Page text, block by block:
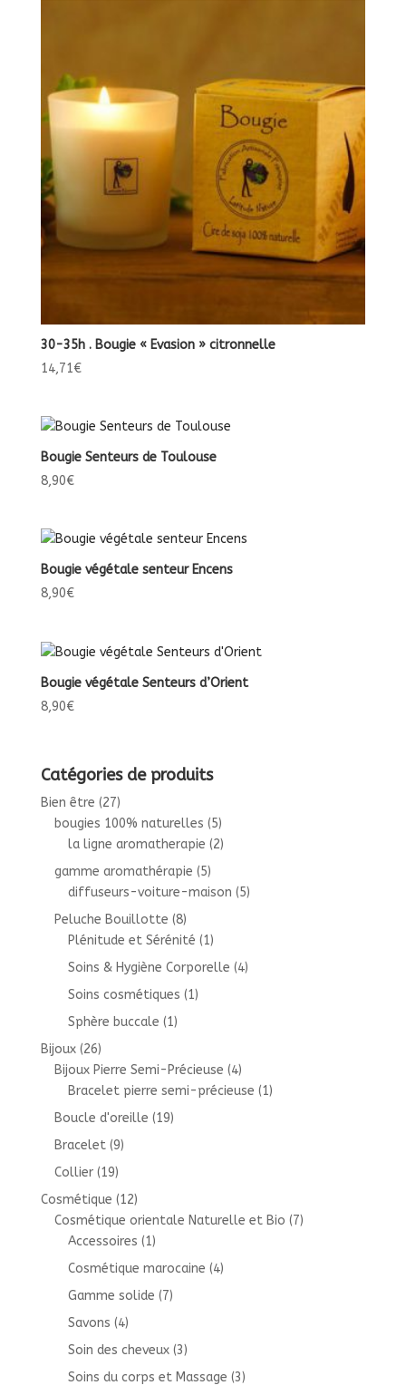
30-35h . Bougie « Evasion » citronnelle
14,71€
Bougie Senteurs de Toulouse
8,90€
Bougie végétale senteur Encens
8,90€
Bougie végétale Senteurs d’Orient
8,90€
Catégories de produits
Bien être (27)
bougies 100% naturelles (5)
la ligne aromatherapie (2)
gamme aromathérapie (5)
diffuseurs-voiture-maison (5)
Peluche Bouillotte (8)
Plénitude et Sérénité (1)
Soins & Hygiène Corporelle (4)
Soins cosmétiques (1)
Sphère buccale (1)
Bijoux (26)
Bijoux Pierre Semi-Précieuse (4)
Bracelet pierre semi-précieuse (1)
Boucle d'oreille (19)
Bracelet (9)
Collier (19)
Cosmétique (12)
Cosmétique orientale Naturelle et Bio (7)
Accessoires (1)
Cosmétique marocaine (4)
Gamme solide (7)
Savons (4)
Soin des cheveux (3)
Soins du corps et Massage (3)